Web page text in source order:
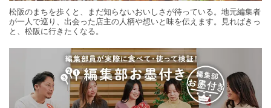
松阪のまちを歩くと、まだ知らないおいしさが待っている。地元編集者
が一人で巡り、出会った店主の人柄や想いと味を伝えます。見ればきっ
と、松阪に行きたくなる。